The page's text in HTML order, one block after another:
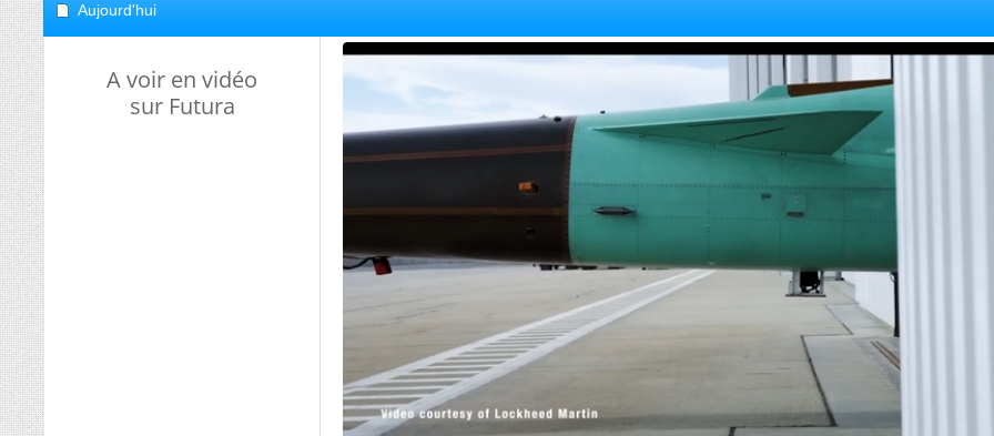
Aujourd'hui
A voir en vidéo
sur Futura